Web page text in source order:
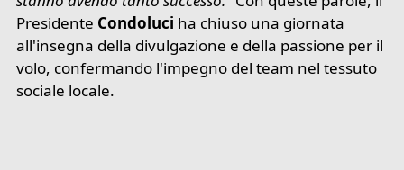
Presidente Condoluci ha chiuso una giornata
all'insegna della divulgazione e della passione per il
volo, confermando l'impegno del team nel tessuto
sociale locale.